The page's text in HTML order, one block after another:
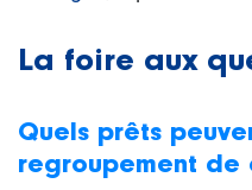
La foire aux
Quels prêts
regroupement de